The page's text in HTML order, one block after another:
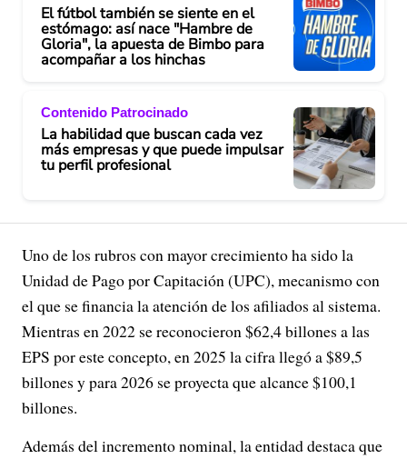
El fútbol también se siente en el
estómago: así nace "Hambre de
Gloria", la apuesta de Bimbo para
acompañar a los hinchas
Contenido Patrocinado
La habilidad que buscan cada vez
más empresas y que puede impulsar
tu perfil profesional
Uno de los rubros con mayor crecimiento ha sido la
Unidad de Pago por Capitación (UPC), mecanismo con
el que se financia la atención de los afiliados al sistema.
Mientras en 2022 se reconocieron $62,4 billones a las
EPS por este concepto, en 2025 la cifra llegó a $89,5
billones y para 2026 se proyecta que alcance $100,1
billones.
Además del incremento nominal, la entidad destaca que